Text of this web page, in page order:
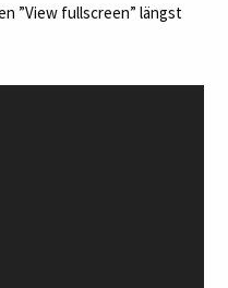
”View fullscreen” längst